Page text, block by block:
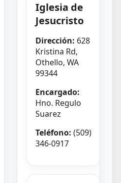
Iglesia de
Jesucristo
Dirección: 628
Kristina Rd,
Othello, WA
99344
Encargado:
Hno. Regulo
Suarez
Teléfono: (509)
346-0917